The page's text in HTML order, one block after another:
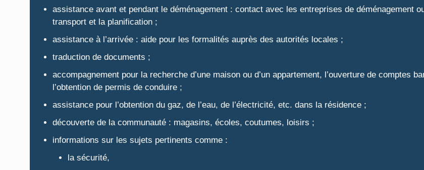
assistance avant et pendant le déménagement : contact avec les entreprises de déménagement
transport et la planification ;
assistance à l’arrivée : aide pour les formalités auprès des autorités locales ;
traduction de documents ;
accompagnement pour la recherche d’une maison ou d’un appartement, l’ouverture de comptes
l’obtention de permis de conduire ;
assistance pour l’obtention du gaz, de l’eau, de l’électricité, etc. dans la résidence ;
découverte de la communauté : magasins, écoles, coutumes, loisirs ;
informations sur les sujets pertinents comme :
la sécurité,